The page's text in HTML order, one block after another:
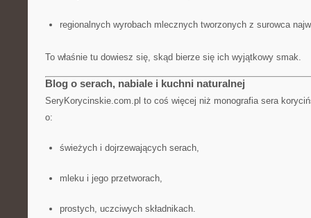
regionalnych wyrobach mlecznych tworzonych z surowca
To właśnie tu dowiesz się, skąd bierze się ich wyjątkowy smak.
Blog o serach, nabiale i kuchni naturalnej
SeryKorycinskie.com.pl to coś więcej niż monografia sera
o:
świeżych i dojrzewających serach,
mleku i jego przetworach,
prostych, uczciwych składnikach.